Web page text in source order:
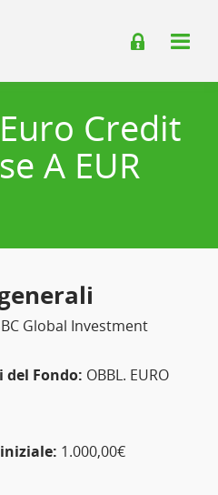
Credit
A EUR
Global Investment
del Fondo: OBBL. EURO
1.000,00€